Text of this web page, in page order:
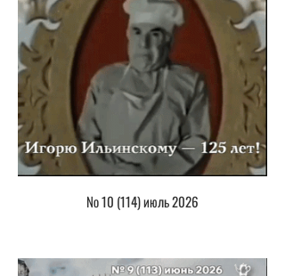
№ 10 (114) июль 2026